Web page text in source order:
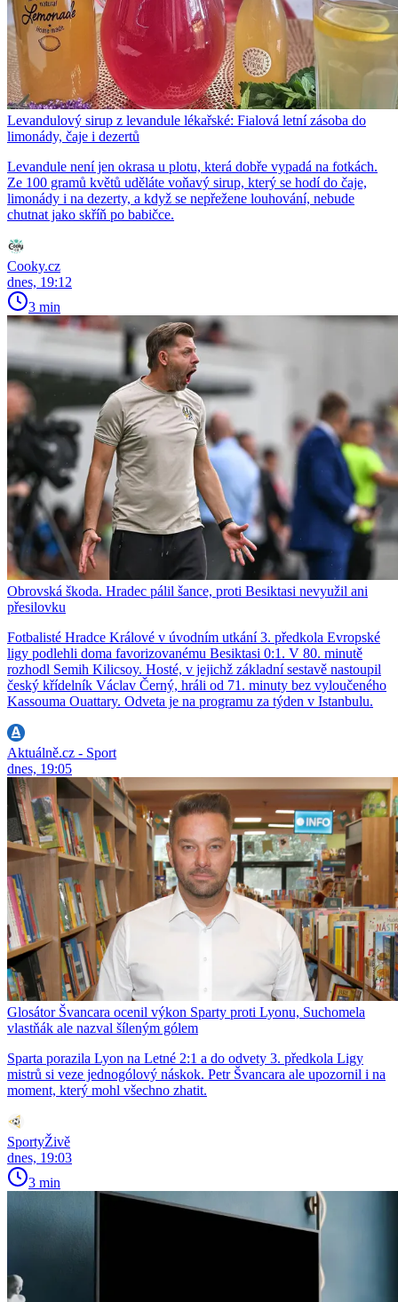
Levandulový sirup z levandule lékařské: Fialová letní zásoba do
limonády, čaje i dezertů
Levandule není jen okrasa u plotu, která dobře vypadá na fotkách.
Ze 100 gramů květů uděláte voňavý sirup, který se hodí do čaje,
limonády i na dezerty, a když se nepřežene louhování, nebude
chutnat jako skříň po babičce.
Cooky.cz
dnes, 19:12
3 min
Obrovská škoda. Hradec pálil šance, proti Besiktasi nevyužil ani
přesilovku
Fotbalisté Hradce Králové v úvodním utkání 3. předkola Evropské
ligy podlehli doma favorizovanému Besiktasi 0:1. V 80. minutě
rozhodl Semih Kilicsoy. Hosté, v jejichž základní sestavě nastoupil
český křídelník Václav Černý, hráli od 71. minuty bez vyloučeného
Kassouma Ouattary. Odveta je na programu za týden v Istanbulu.
Aktuálně.cz - Sport
dnes, 19:05
Glosátor Švancara ocenil výkon Sparty proti Lyonu, Suchomela
vlastňák ale nazval šíleným gólem
Sparta porazila Lyon na Letné 2:1 a do odvety 3. předkola Ligy
mistrů si veze jednogólový náskok. Petr Švancara ale upozornil i na
moment, který mohl všechno zhatit.
SportyŽivě
dnes, 19:03
3 min